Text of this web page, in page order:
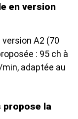
en version
A2 (70
: 95 ch à
adaptée au
propose la